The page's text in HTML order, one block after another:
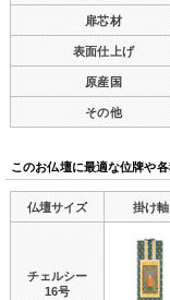
扉芯材
表面仕上げ
原産国
その他
このお仏壇に最適な位牌や
仏壇サイズ 掛け軸
チェルシー
16号